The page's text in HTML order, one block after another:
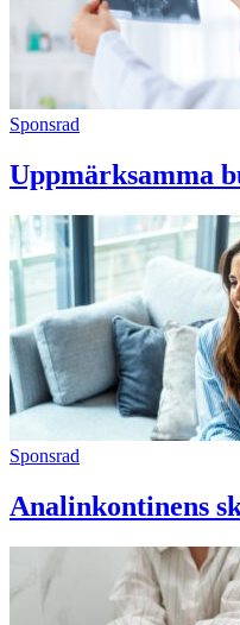
Sponsrad
Uppmärksamma
Sponsrad
Analinkontinens